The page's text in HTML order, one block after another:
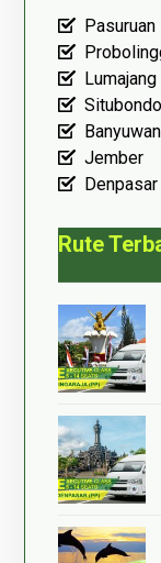
Pasuruan
Lumajang
Situbondo
Jember
Denpasar
Rute